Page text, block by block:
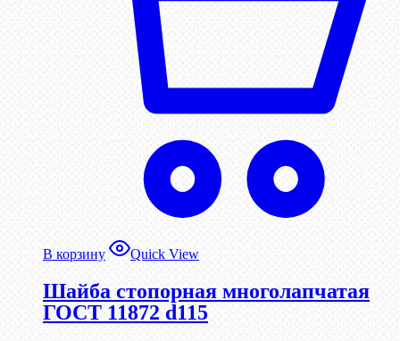
В корзину Quick View
Шайба стопорная многолапчатая
ГОСТ 11872 d115